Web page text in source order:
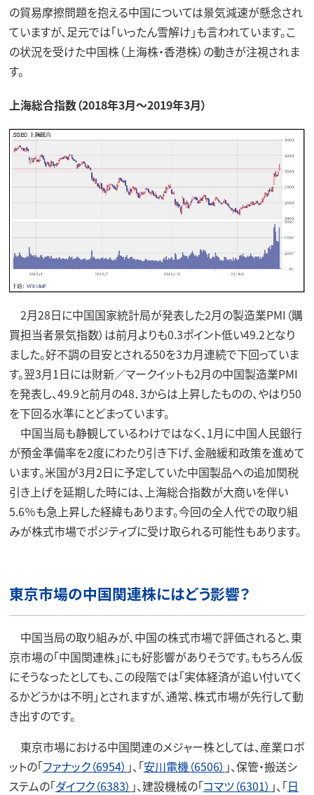
の貿易摩擦問題を抱える中国については景気減速が懸念され
ていますが、足元では「いったん雪解け」も言われています。こ
の状況を受けた中国株（上海株・香港株）の動きが注視されま
す。
上海総合指数（2018年3月～2019年3月）
2月28日に中国国家統計局が発表した2月の製造業PMI（購
買担当者景気指数）は前月よりも0.3ポイント低い49.2となり
ました。好不調の目安とされる50を3カ月連続で下回っていま
す。翌3月1日には財新／マークイットも2月の中国製造業PMI
を発表し、49.9と前月の48．3からは上昇したものの、やはり50
を下回る水準にとどまっています。
中国当局も静観しているわけではなく、1月に中国人民銀行
が預金準備率を2度にわたり引き下げ、金融緩和政策を進めて
います。米国が3月2日に予定していた中国製品への追加関税
引き上げを延期した時には、上海総合指数が大商いを伴い
5.6％も急上昇した経緯もあります。今回の全人代での取り組
みが株式市場でポジティブに受け取られる可能性もあります。
東京市場の中国関連株にはどう影響？
中国当局の取り組みが、中国の株式市場で評価されると、東
京市場の「中国関連株」にも好影響がありそうです。もちろん仮
にそうなったとしても、この段階では「実体経済が追い付いてく
るかどうかは不明」とされますが、通常、株式市場が先行して動
き出すのです。
東京市場における中国関連のメジャー株としては、産業ロボ
ットの「ファナック（6954） 」、「安川電機（6506） 」、保管・搬送シ
ステムの「ダイフク（6383） 」、建設機械の「コマツ（6301） 」、「日